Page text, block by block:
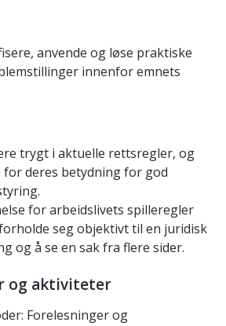
anvende og løse praktiske
innenfor emnets
trygt i aktuelle rettsregler, og
for deres betydning for god
for arbeidslivets spilleregler
seg objektivt til en juridisk
og å se en sak fra flere sider.
og aktiviteter
Forelesninger og